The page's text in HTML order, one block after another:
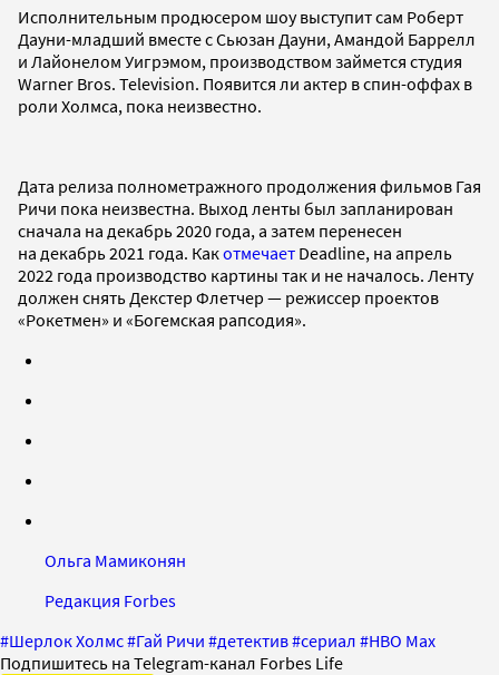
Исполнительным продюсером шоу выступит сам Роберт
Дауни-младший вместе с Сьюзан Дауни, Амандой Баррелл
и Лайонелом Уигрэмом, производством займется студия
Warner Bros. Television. Появится ли актер в спин-оффах в
роли Холмса, пока неизвестно.
Дата релиза полнометражного продолжения фильмов Гая
Ричи пока неизвестна. Выход ленты был запланирован
сначала на декабрь 2020 года, а затем перенесен
на декабрь 2021 года. Какотмечает Deadline, на апрель
2022 года производство картины так и не началось. Ленту
должен снять Декстер Флетчер — режиссер проектов
«Рокетмен» и «Богемская рапсодия».
Ольга Мамиконян
Редакция Forbes
#Шерлок Холмс#Гай Ричи #детектив#сериал #HBO Max
Подпишитесь на Telegram-канал Forbes Life